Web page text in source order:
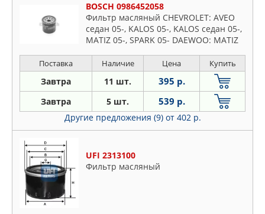
BOSCH 0986452058
Фильтр масляный CHEVROLET: AVEO
седан 05-, KALOS 05-, KALOS седан 05-,
MATIZ 05-, SPARK 05- DAEWOO: MATIZ
APPLAUSE II 97-00,
Поставка Наличие Цена Купить
Завтра 11 шт. 395 р.
Завтра 5 шт. 539 р.
Другие предложения (9) от 402 р.
UFI 2313100
Фильтр масляный